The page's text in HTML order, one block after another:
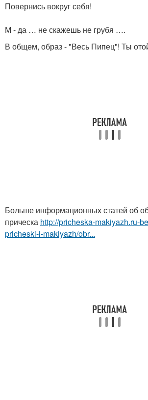
Повернись вокруг себя!
М - да … не скажешь не грубя ….
В общем, образ - "Весь Пипец"! Ты
Больше информационных статей об
прическа http://pricheska-makiyazh.ru-
pricheski-i-makiyazh/obr...